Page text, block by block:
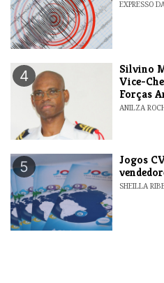
EXPRESSO
4
Silvino
Vice-
Forças
ANILZA
5
Jogos
SHEILLA